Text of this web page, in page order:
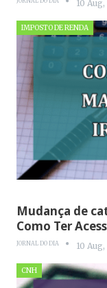
10
IMPOSTO DE RENDA
Mudança de
Como Ter
JORNAL DO DIA 10
CNH